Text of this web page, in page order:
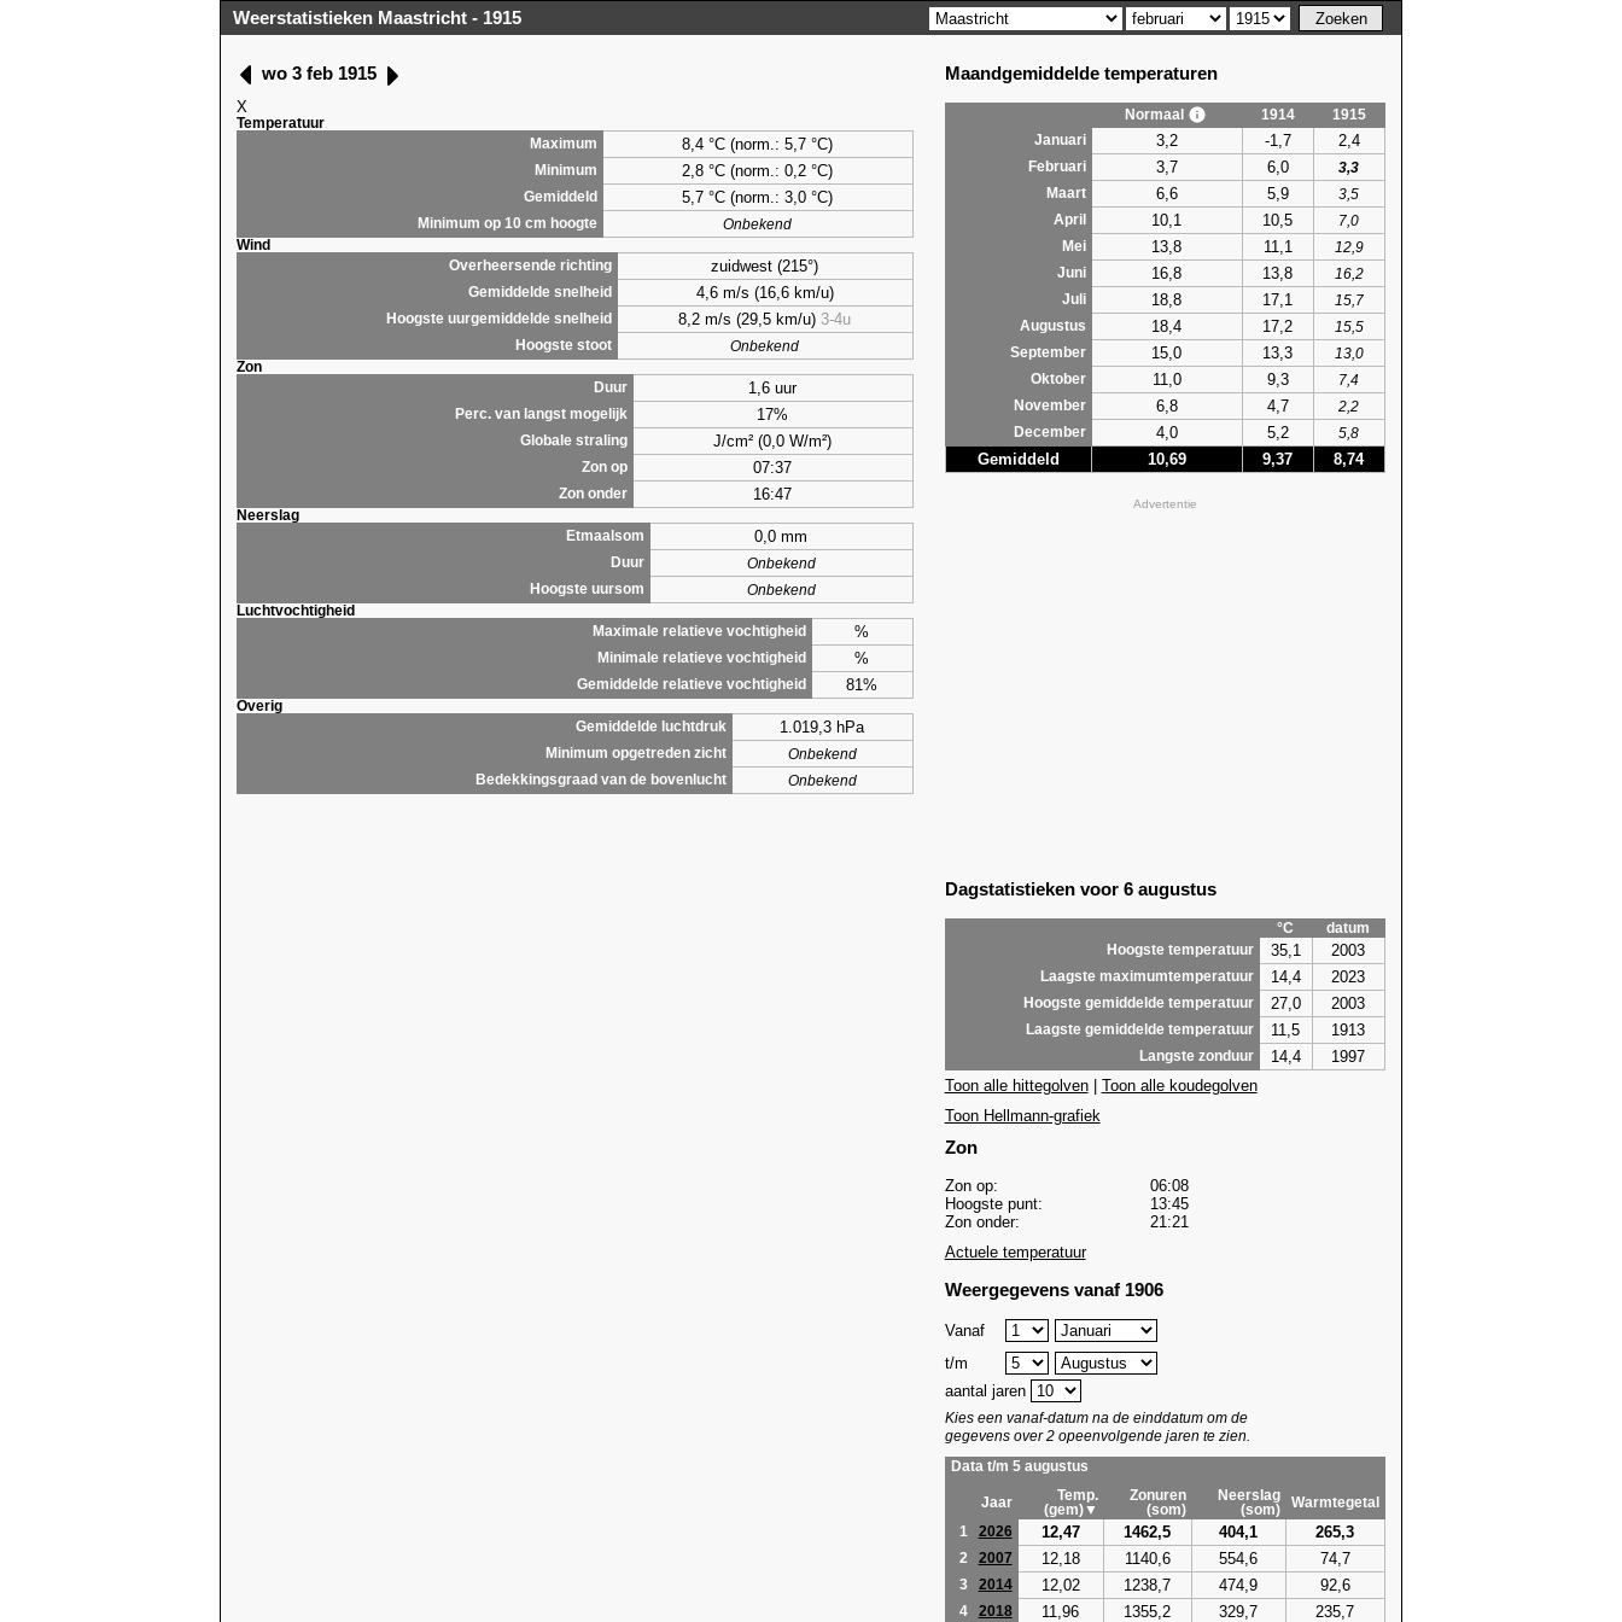
Weerstatistieken Maastricht - 1915
wo 3 feb 1915
X
Temperatuur
Maximum
8,4 °C (norm.: 5,7 °C)
Minimum 2,8 °C (norm.: 0,2 °C)
Gemiddeld 5,7 °C (norm.: 3,0 °C)
Minimum op 10 cm hoogte
Onbekend
Wind
Overheersende richting
zuidwest (215°)
Gemiddelde snelheid 4,6 m/s (16,6 km/u)
Hoogste uurgemiddelde snelheid 8,2 m/s (29,5 km/u) 3-4u
Hoogste stoot
Onbekend
Zon
Duur
1,6 uur
Perc. van langst mogelijk 17%
Globale straling J/cm² (0,0 W/m²)
Zon op 07:37
Zon onder 16:47
Neerslag
Etmaalsom
0,0 mm
Duur
Onbekend
Hoogste uursom
Onbekend
Luchtvochtigheid
Maximale relatieve vochtigheid
%
Minimale relatieve vochtigheid %
Gemiddelde relatieve vochtigheid 81%
Overig
Gemiddelde luchtdruk
1.019,3 hPa
Minimum opgetreden zicht
Onbekend
Bedekkingsgraad van de bovenlucht
Onbekend
Maandgemiddelde temperaturen
Normaal 1914
1915
Januari
3,2 -1,7 2,4
Februari 3,7 6,0
3,3
Maart
6,6 5,9
3,5
April
10,1 10,5
7,0
Mei
13,8 11,1
12,9
Juni
16,8 13,8
16,2
Juli
18,8 17,1
15,7
Augustus
18,4 17,2
15,5
September
15,0 13,3
13,0
Oktober
11,0 9,3
7,4
November
6,8 4,7
2,2
December
4,0 5,2 5,8
Gemiddeld 10,69 9,37 8,74
Advertentie
Dagstatistieken voor 6 augustus
°C
datum
Hoogste temperatuur
35,1 2003
Laagste maximumtemperatuur 14,4 2023
Hoogste gemiddelde temperatuur 27,0 2003
Laagste gemiddelde temperatuur 11,5 1913
Langste zonduur 14,4
1997
Toon alle hittegolven| Toon alle koudegolven
Toon Hellmann-grafiek
Zon
Zon op:
06:08
Hoogste punt:
13:45
Zon onder:
21:21
Actuele temperatuur
Weergegevens vanaf 1906
Vanaf
t/m
aantal jaren
Kies een vanaf-datum na de einddatum om de
gegevens over 2 opeenvolgende jaren te zien.
Data t/m 5 augustus
Jaar
Temp.
(gem)▼
Zonuren
(som)
Neerslag
(som)
Warmtegetal
1
2026 12,47 1462,5 404,1 265,3
2 2007 12,18 1140,6 554,6 74,7
3 2014 12,02 1238,7 474,9 92,6
4 2018 11,96 1355,2 329,7 235,7